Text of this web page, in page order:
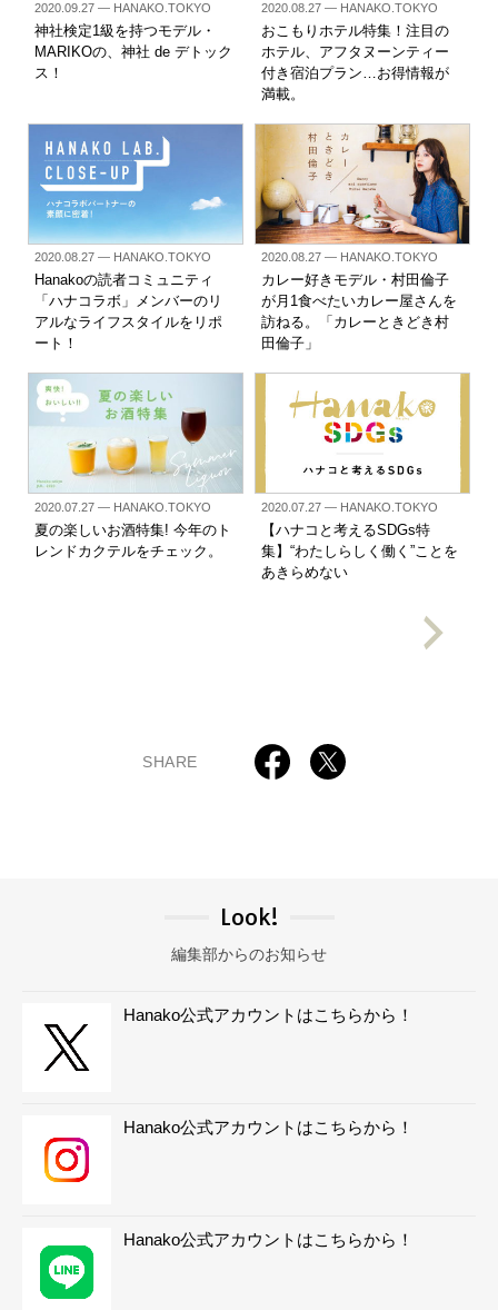
2020.09.27— HANAKO.TOKYO
神社検定1級を持つモデル・
MARIKOの、神社 de デトック
ス！
2020.08.27— HANAKO.TOKYO
おこもりホテル特集！注目の
ホテル、アフタヌーンティー
付き宿泊プラン…お得情報が
満載。
2020.08.27— HANAKO.TOKYO
Hanakoの読者コミュニティ
「ハナコラボ」メンバーのリ
アルなライフスタイルをリポ
ート！
2020.08.27— HANAKO.TOKYO
カレー好きモデル・村田倫子
が月1食べたいカレー屋さんを
訪ねる。「カレーときどき村
田倫子」
2020.07.27— HANAKO.TOKYO
夏の楽しいお酒特集! 今年のト
レンドカクテルをチェック。
2020.07.27— HANAKO.TOKYO
【ハナコと考えるSDGs特
集】“わたしらしく働く”ことを
あきらめない
SHARE
Look!
編集部からのお知らせ
Hanako公式アカウントはこちらから！
Hanako公式アカウントはこちらから！
Hanako公式アカウントはこちらから！